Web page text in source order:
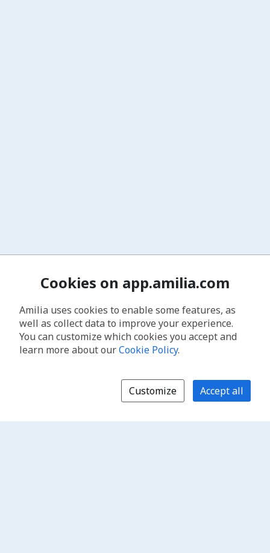
Cookies on app.amilia.com
Amilia uses cookies to enable some features, as
well as collect data to improve your experience.
You can customize which cookies you accept and
learn more about ourCookie Policy.
Customize Accept all